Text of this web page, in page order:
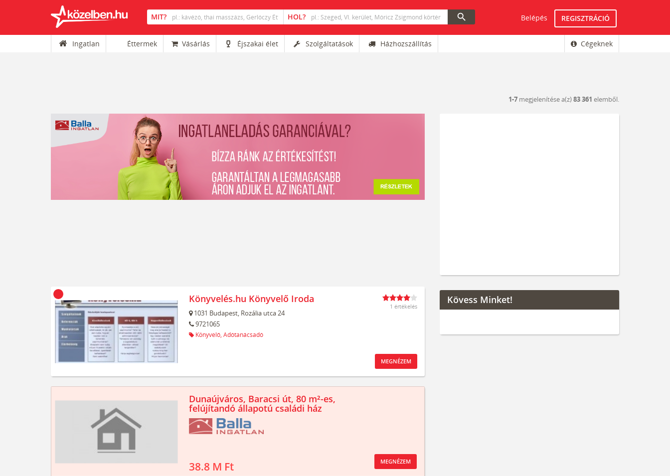
search Belépés REGISZTRÁCIÓ
Ingatlan Éttermek Vásárlás Éjszakai élet Szolgáltatások Házhozszállítás Cégeknek
1-7 megjelenítése a(z)83 361 elemből.
Könyvelés.hu Könyvelő Iroda
1031 Budapest, Rozália utca 24
9721065
Könyvelő, Adótanácsadó
1 értékelés
MEGNÉZEM
Dunaújváros, Baracsi út, 80 m²-es,
felújítandó állapotú családi ház
38.8 M Ft MEGNÉZEM
Kövess Minket!